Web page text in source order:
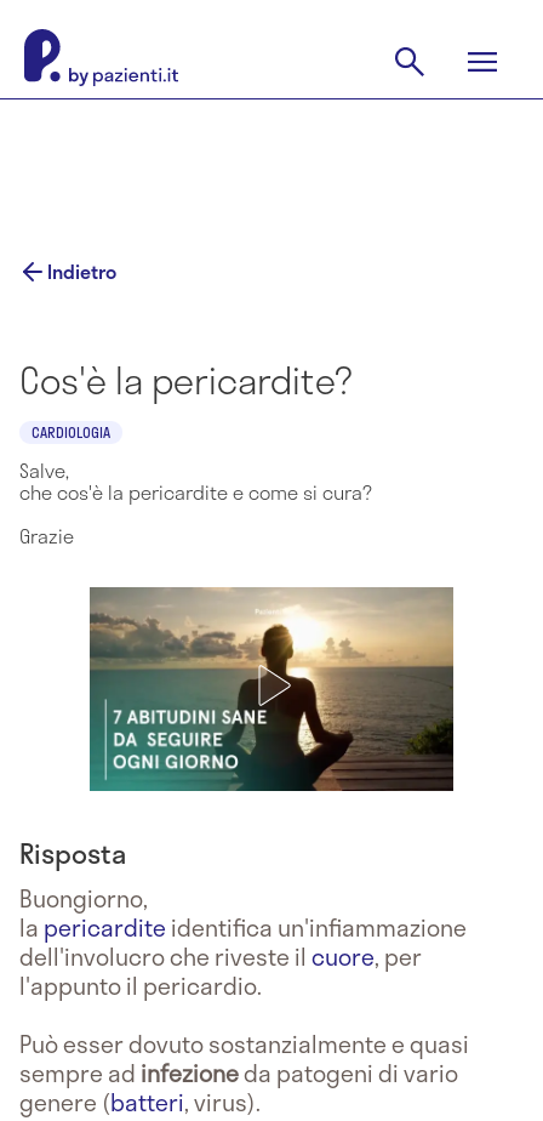
Indietro
Cos'è la pericardite?
CARDIOLOGIA
Salve,
che cos'è la pericardite e come si cura?
Grazie
Risposta
Buongiorno,
la pericardite identifica un'infiammazione
dell'involucro che riveste il cuore, per
l'appunto il pericardio.
Può esser dovuto sostanzialmente e quasi
sempre ad infezioneda patogeni di vario
genere (batteri, virus).